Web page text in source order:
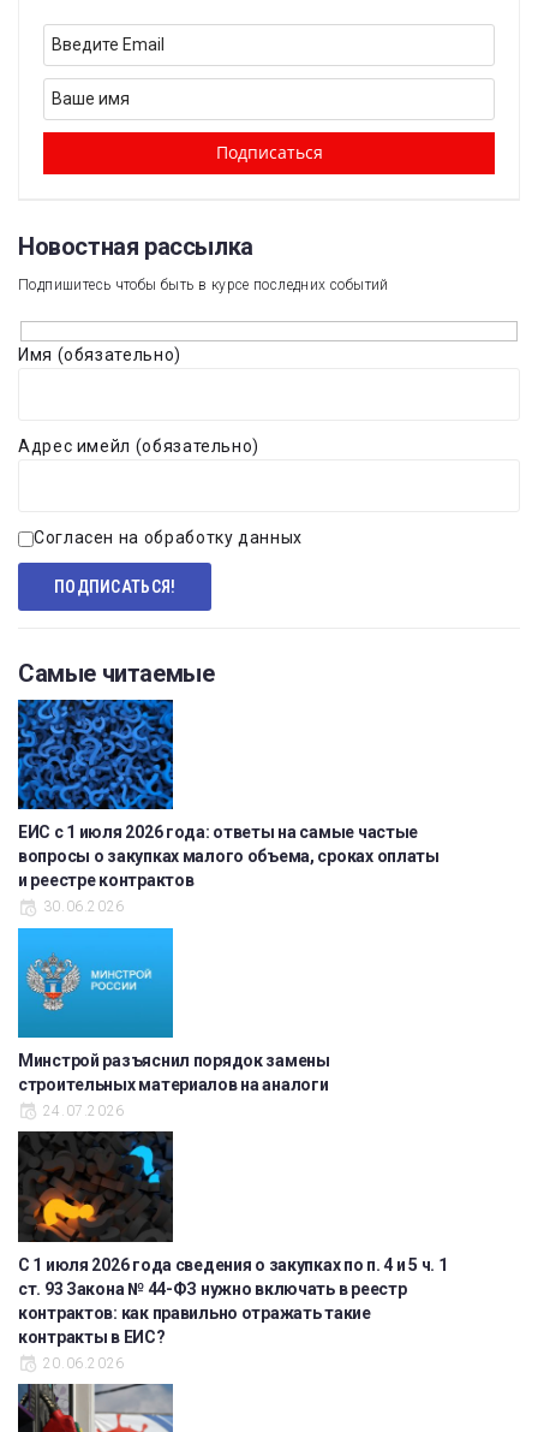
Новостная рассылка​
Подпишитесь чтобы быть в курсе последних событий
Имя (обязательно)
Адрес имейл (обязательно)
Согласен на обработку данных
Самые читаемые
ЕИС с 1 июля 2026 года: ответы на самые частые
вопросы о закупках малого объема, сроках оплаты
и реестре контрактов
30.06.2026
Минстрой разъяснил порядок замены
строительных материалов на аналоги
24.07.2026
С 1 июля 2026 года сведения о закупках по п. 4 и 5 ч. 1
ст. 93 Закона № 44-ФЗ нужно включать в реестр
контрактов: как правильно отражать такие
контракты в ЕИС?
20.06.2026